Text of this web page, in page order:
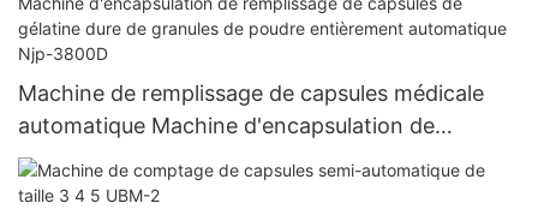
Machine de remplissage de capsules médicale
automatique Machine d'encapsulation de
remplissage de capsules de gélatine dure de
granules de poudre entièrement automatique